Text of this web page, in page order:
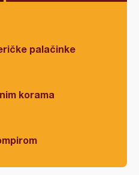
palačinke
korama